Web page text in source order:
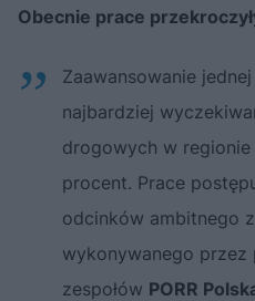
Obecnie prace
Zaawansowanie
najbardziej
drogowych w
procent. Prace
odcinków ambitnego
wykonywanego przez
zespołów PORR